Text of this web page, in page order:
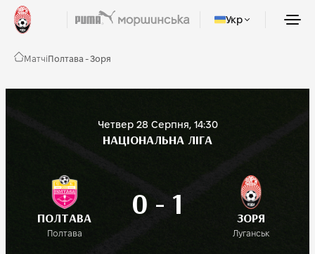
Укр
МатчіПолтава - Зоря
Четвер 28 Серпня, 14:30
НАЦІОНАЛЬНА ЛІГА
ПОЛТАВА
Полтава
0 - 1 ЗОРЯ
Луганськ